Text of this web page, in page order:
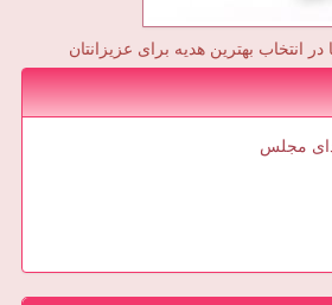
انتخاب بهترین هدیه برای عزیزانتان
مجلس